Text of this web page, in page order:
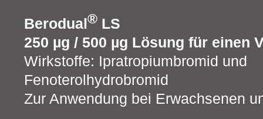
Berodual ® LS
250 µg / 500 µg Lösung für einen
Wirkstoffe: Ipratropiumbromid und
Fenoterolhydrobromid
Zur Anwendung bei Erwachsenen